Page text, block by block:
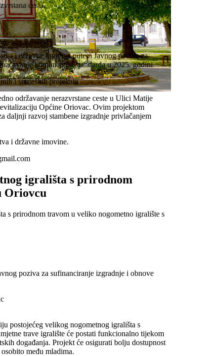
cesta.
i državne imovine putem Javnog poziva za
komunalnog standarda u 2025. godini
i strateških projekata
održavanje nerazvrstane ceste u Ulici Matije
Općine Oriovac. Ovim projektom
daljnji razvoj stambene izgradnje privlačanjem
i državne imovine.
igrališta s prirodnom
Oriovcu
s prirodnom travom u veliko nogometno igralište s
poziva za sufinanciranje izgradnje i obnove
postojećeg velikog nogometnog igrališta s
trave igralište će postati funkcionalno tijekom
događanja. Projekt će osigurati bolju dostupnost
među mladima.